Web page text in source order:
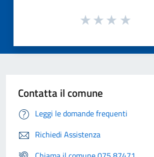
Contatta il comune
Leggi le domande frequenti
Richiedi Assistenza